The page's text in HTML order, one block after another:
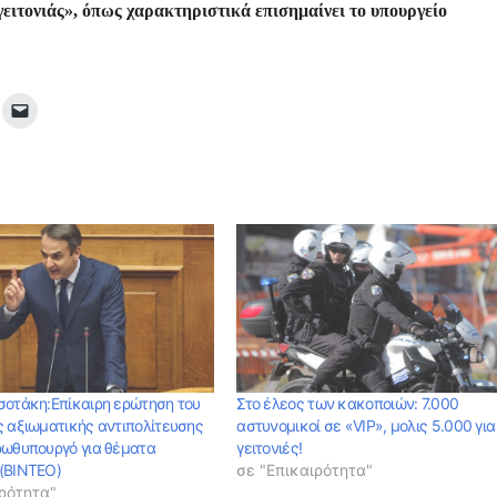
όπως χαρακτηριστικά επισημαίνει το υπουργείο
ερώτηση του
αξιωματικής αντιπολίτευσης
για θέματα
Στο έλεος των κακοποιών: 7.000
αστυνομικοί σε «VIP», μολις 5.000 για
γειτονιές!
σε "Επικαιρότητα"